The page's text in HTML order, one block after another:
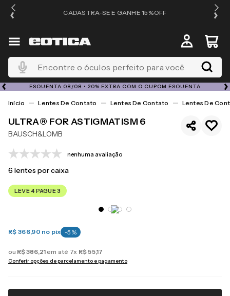
CADASTRA-SE E GANHE 15%OFF
Encontre o óculos perfeito para você
ESQUENTA 08/08 • 20% EXTRA COM O CUPOM ESQUENTA
Lentes De Contato Lentes De Contato Lentes De
ULTRA® FOR ASTIGMATISM 6
BAUSCH&LOMB
nenhuma avaliação
6 lentes por caixa
LEVE 4 PAGUE 3
R$ 366,90 no pix -5 %
ou R$386,21 em até 7x R$55,17
Conferir opções de parcelamento e pagamento